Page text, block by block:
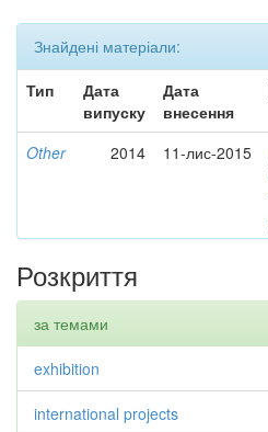
Знайдені матеріали:
Тип
Дата
випуску
Дата
внесення
Other 2014 11-лис-2015
Розкриття
за темами
exhibition
international projects